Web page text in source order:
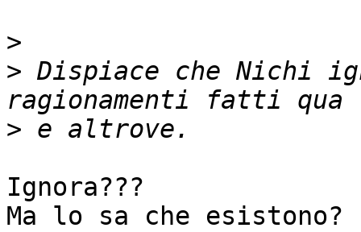
>
> Dispiace che Nichi
>
Ignora???
Ma lo sa che esistono?